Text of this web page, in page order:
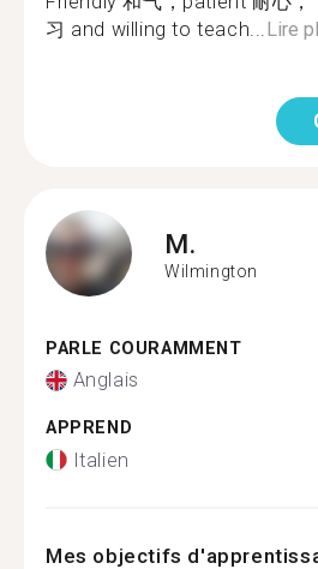
习 and willing to teach... Lire
M.
Wilmington
PARLE COURAMMENT
Anglais
APPREND
Italien
Mes objectifs